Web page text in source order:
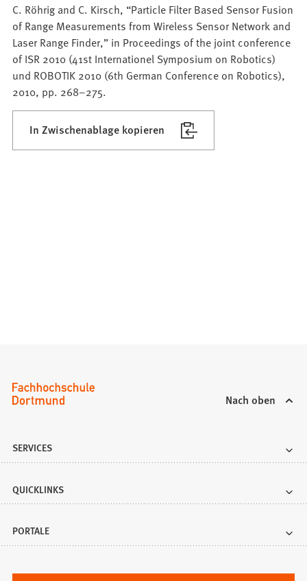
C. Röhrig and C. Kirsch, “Particle Filter Based Sensor Fusion
of Range Measurements from Wireless Sensor Network and
Laser Range Finder,” in Proceedings of the joint conference
of ISR 2010 (41st Internationel Symposium on Robotics)
und ROBOTIK 2010 (6th German Conference on Robotics),
2010, pp. 268–275.
In Zwischenablage kopieren
Nach oben
SERVICES
QUICKLINKS
PORTALE